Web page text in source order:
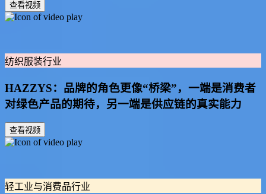
查看视频
纺织服装行业
HAZZYS：品牌的角色更像“桥梁”，一端是消费者
对绿色产品的期待，另一端是供应链的真实能力
查看视频
轻工业与消费品行业